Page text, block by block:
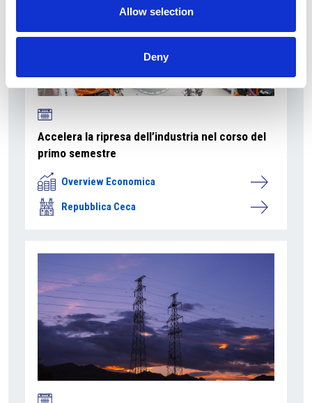
Allow selection
Deny
Accelera la ripresa dell’industria nel corso del
primo semestre
Overview Economica
Repubblica Ceca